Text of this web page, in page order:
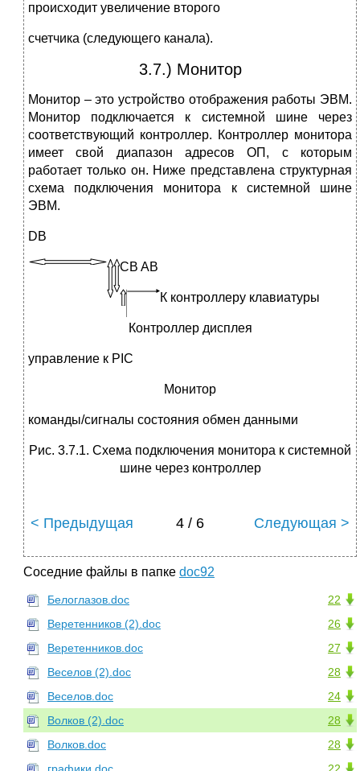
происходит увеличение второго
счетчика (следующего канала).
3.7.) Монитор
Монитор – это устройство отображения работы ЭВМ.
Монитор подключается к системной шине через
соответствующий контроллер. Контроллер монитора
имеет свой диапазон адресов ОП, с которым
работает только он. Ниже представлена структурная
схема подключения монитора к системной шине
ЭВМ.
DB
CB AB
К контроллеру клавиатуры
Контроллер дисплея
управление к PIC
Монитор
команды/сигналы состояния обмен данными
Рис. 3.7.1. Схема подключения монитора к системной
шине через контроллер
< Предыдущая 4 / 6 Следующая >
Соседние файлы в папке doc92
22
Белоглазов.doc
26
Веретенников (2).doc
27
Веретенников.doc
28
Веселов (2).doc
24
Веселов.doc
28
Волков (2).doc
28
Волков.doc